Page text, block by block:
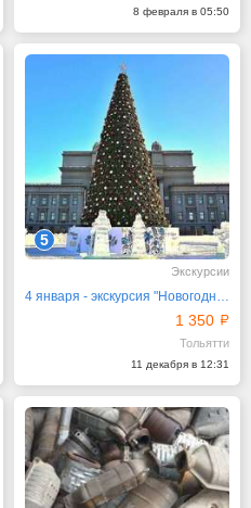
8 февраля в 05:50
5
Экскурсии
4 января - экскурсия "Новогодняя Самара"
1 350
Тольятти
11 декабря в 12:31